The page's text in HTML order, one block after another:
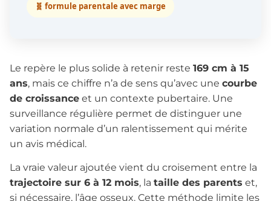
🧬 formule parentale avec marge
Le repère le plus solide à retenir reste 169 cm à 15
ans, mais ce chiffre n’a de sens qu’avec une courbe
de croissance et un contexte pubertaire. Une
surveillance régulière permet de distinguer une
variation normale d’un ralentissement qui mérite
un avis médical.
La vraie valeur ajoutée vient du croisement entre la
trajectoire sur 6 à 12 mois, la taille des parents et,
si nécessaire, l’âge osseux. Cette méthode limite les